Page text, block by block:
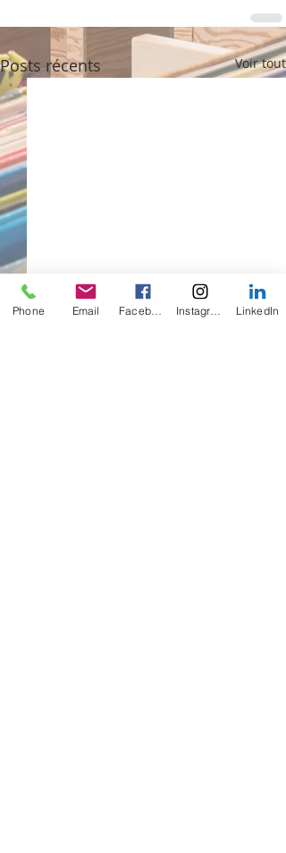
Posts récents Voir tout
Phone Email LinkedIn